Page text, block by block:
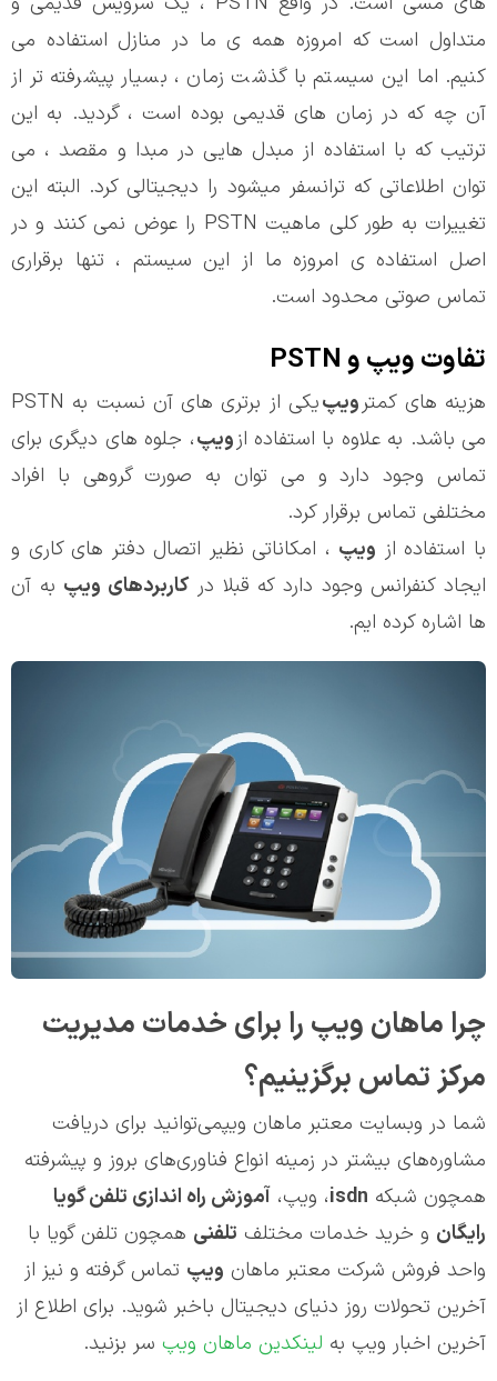
متداول است که امروزه همه ی ما در منازل استفاده می
کنیم. اما این سیستم با گذشت زمان ، بسیار پیشرفته تر از
آن چه که در زمان های قدیمی بوده است ، گردید. به این
ترتیب که با استفاده از مبدل هایی در مبدا و مقصد ، می
توان اطلاعاتی که ترانسفر میشود را دیجیتالی کرد. البته این
تغییرات به طور کلی ماهیت PSTN را عوض نمی کنند و در
اصل استفاده ی امروزه ما از این سیستم ، تنها برقراری
تماس صوتی محدود است.
تفاوت ویپ و PSTN
هزینه های کمترویپ
یکی از برتری های آن نسبت به PSTN
می باشد. به علاوه با استفاده ازویپ، جلوه های دیگری برای
تماس وجود دارد و می توان به صورت گروهی با افراد
مختلفی تماس برقرار کرد.
با استفاده از ویپ ، امکاناتی نظیر اتصال دفتر های کاری و
ایجاد کنفرانس وجود دارد که قبلا درکاربردهای ویپ به آن
ها اشاره کرده ایم.
چرا ماهان ویپ را برای خدمات مدیریت
مرکز تماس برگزینیم؟
شما در وبسایت معتبر ماهان ویپمی‌توانید برای دریافت
مشاوره‌های بیشتر در زمینه انواع فناوری‌های بروز و پیشرفته
همچون شبکه isdn، ویپ، آموزش راه اندازی تلفن گویا
رایگان و خرید خدمات مختلف تلفنی همچون تلفن گویا با
واحد فروش شرکت معتبر ماهان ویپ تماس گرفته و نیز از
آخرین تحولات روز دنیای دیجیتال باخبر شوید. برای اطلاع از
آخرین اخبار ویپ به لینکدین ماهان ویپ سر بزنید.